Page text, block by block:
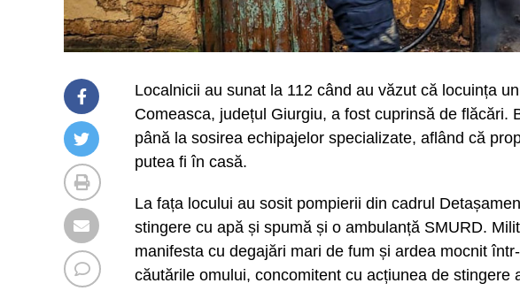
Localnicii au sunat la 112 când au văzut că locuința
Comeasca, județul Giurgiu, a fost cuprinsă de flăcări.
până la sosirea echipajelor specializate, aflând că
putea fi în casă.
La fața locului au sosit pompierii din cadrul
stingere cu apă și spumă și o ambulanță SMURD.
manifesta cu degajări mari de fum și ardea mocnit
căutările omului, concomitent cu acțiunea de stingere